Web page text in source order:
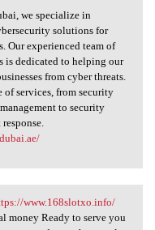
Dubai, we
we specialize in
solutions for
Our experienced team of
is dedicated to helping our
from cyber threats.
of services, from security
to security
https:/
www.168slotxo.info/
money Ready to serve you